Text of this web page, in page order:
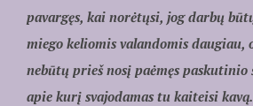
pavargęs, kai norėtųsi, jog darbų
miego keliomis valandomis daugiau,
nebūtų prieš nosį paėmęs paskutinio
apie kurį svajodamas tu kaiteisi